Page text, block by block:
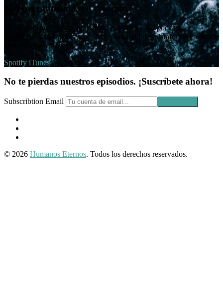
Nuevos contenidos en creación
Si tienes ideas o sugerencias para nuestro blog o podcast,
escríbenos. No olvides suscribirte por cualquier plataforma en donde
escuches podcasts.
Spotify iTunes
No te pierdas nuestros episodios. ¡Suscríbete ahora!
Subscribtion Email
© 2026 Humanos Eternos. Todos los derechos reservados.